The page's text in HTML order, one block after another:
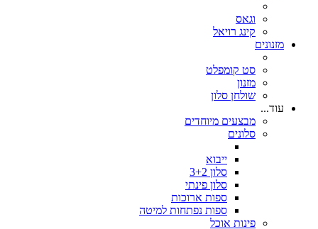
וגאס
קינג רויאל
מזנונים
סט קומפלט
מזנון
שולחן סלון
עוד...
מבצעים מיוחדים
סלונים
ייבוא
סלון 3+2
סלון פינתי
ספות ארוכות
ספות נפתחות למיטה
פינות אוכל